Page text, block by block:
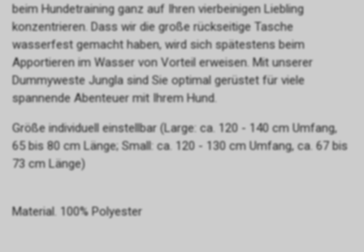
beim Hundetraining ganz auf Ihren vierbeinigen Liebling
konzentrieren. Dass wir die große rückseitige Tasche
wasserfest gemacht haben, wird sich spätestens beim
Apportieren im Wasser von Vorteil erweisen. Mit unserer
Dummyweste Jungla sind Sie optimal gerüstet für viele
spannende Abenteuer mit Ihrem Hund.
Größe individuell einstellbar (Large: ca. 120 - 140 cm Umfang,
65 bis 80 cm Länge; Small: ca. 120 - 130 cm Umfang, ca. 67 bis
73 cm Länge)
Material. 100% Polyester